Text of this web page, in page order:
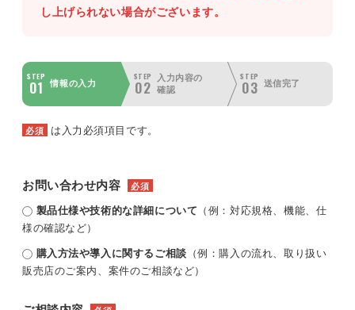
し上げられない場合がございます。
STEP
01 情報の入力
STEP
02
入力内容の
確認
STEP
03 送信完了
必須 は入力必須項目です。
お問い合わせ内容 必須
製品仕様や技術的な詳細について （例：対応規格、機能、仕
様の確認など）
購入方法や導入に関するご相談 （例：購入の流れ、取り扱い
販売店のご案内、案件のご相談など）